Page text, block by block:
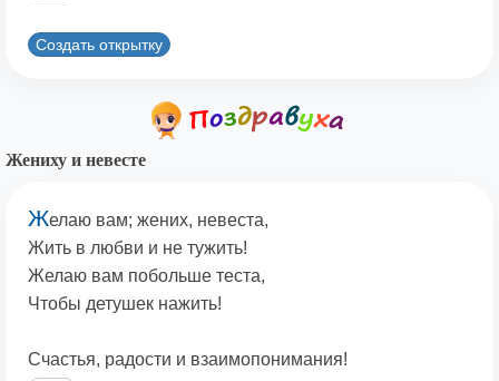
Создать открытку
Жениху и невесте
Желаю вам; жених, невеста,
Жить в любви и не тужить!
Желаю вам побольше теста,
Чтобы детушек нажить!
Счастья, радости и взаимопонимания!